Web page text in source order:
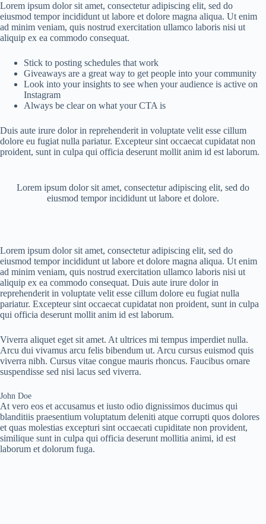
Lorem ipsum dolor sit amet, consectetur adipiscing elit, sed do
eiusmod tempor incididunt ut labore et dolore magna aliqua. Ut enim
ad minim veniam, quis nostrud exercitation ullamco laboris nisi ut
aliquip ex ea commodo consequat.
Stick to posting schedules that work
Giveaways are a great way to get people into your community
Look into your insights to see when your audience is active on
Instagram
Always be clear on what your CTA is
Duis aute irure dolor in reprehenderit in voluptate velit esse cillum
dolore eu fugiat nulla pariatur. Excepteur sint occaecat cupidatat non
proident, sunt in culpa qui officia deserunt mollit anim id est laborum.
Lorem ipsum dolor sit amet, consectetur adipiscing elit, sed do
eiusmod tempor incididunt ut labore et dolore.
Lorem ipsum dolor sit amet, consectetur adipiscing elit, sed do
eiusmod tempor incididunt ut labore et dolore magna aliqua. Ut enim
ad minim veniam, quis nostrud exercitation ullamco laboris nisi ut
aliquip ex ea commodo consequat. Duis aute irure dolor in
reprehenderit in voluptate velit esse cillum dolore eu fugiat nulla
pariatur. Excepteur sint occaecat cupidatat non proident, sunt in culpa
qui officia deserunt mollit anim id est laborum.
Viverra aliquet eget sit amet. At ultrices mi tempus imperdiet nulla.
Arcu dui vivamus arcu felis bibendum ut. Arcu cursus euismod quis
viverra nibh. Cursus vitae congue mauris rhoncus. Faucibus ornare
suspendisse sed nisi lacus sed viverra.
John Doe
At vero eos et accusamus et iusto odio dignissimos ducimus qui
blanditiis praesentium voluptatum deleniti atque corrupti quos dolores
et quas molestias excepturi sint occaecati cupiditate non provident,
similique sunt in culpa qui officia deserunt mollitia animi, id est
laborum et dolorum fuga.